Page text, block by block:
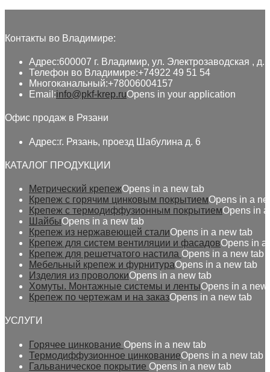
Контакты во Владимире:
Адрес:600007 г. Владимир, ул. Электрозаводская , д.
Телефон во Владимире:+74922 49 51 54
Многоканальный:+78006004157
Email:info@pkf-krep.ruOpens in your application
Офис продаж в Рязани
Адрес:г. Рязань, проезд Шабулина д. 6
КАТАЛОГ ПРОДУКЦИИ
Метрический крепежOpens in a new tab
Крепеж с горячим цинковым покрытиемOpens in a
Крепеж с термодиффузионным покрытиемOpens in
ШайбыOpens in a new tab
Крепеж из нержавеющей сталиOpens in a new tab
Крепеж для систем вентиляции и фасадовOpens in a
Крепеж для решетчатого настила Opens in a new tab
Мебельный крепеж и фурнитураOpens in a new tab
Изделия из проволокиOpens in a new tab
Хомуты. Монтажные системы и лентыOpens in a new
Крепеж по чертежам и на заказOpens in a new tab
УСЛУГИ
Горячее цинкование Opens in a new tab
Термодиффузионное цинкованиеOpens in a new tab
Гальваническое покрытие Opens in a new tab